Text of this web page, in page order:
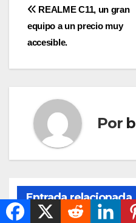
Navegación
de
entradas
REALME C11, un gran
equipo a un precio muy
accesible.
Por
Entrada relacionada